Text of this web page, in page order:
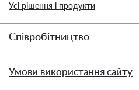
Усі рішення і продукти
Співробітництво
Умови використання сайту